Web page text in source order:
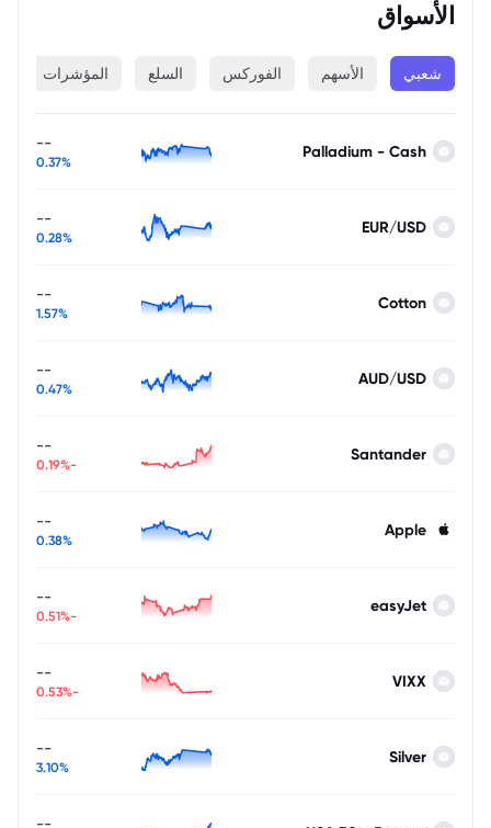
الأسواق
شعبي الأسهم الفوركس السلع المؤشرات
Palladium - Cash
--
0.37%
EUR/USD
--
0.28%
Cotton
--
1.57%
AUD/USD
--
0.47%
Santander
--
-0.19%
Apple
--
0.38%
easyJet
--
-0.51%
VIXX
--
-0.53%
Silver
--
3.10%
--